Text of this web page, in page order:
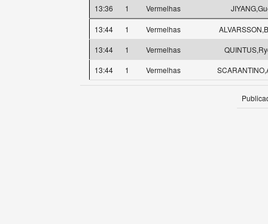
13:36
1 Vermelhas
13:44 1 Vermelhas
13:44
1 Vermelhas
13:44
1 Vermelhas